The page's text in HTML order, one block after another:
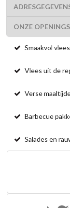
ONZE
Smaakvol vlees
Vlees uit de
Verse
Barbecue
Salades en